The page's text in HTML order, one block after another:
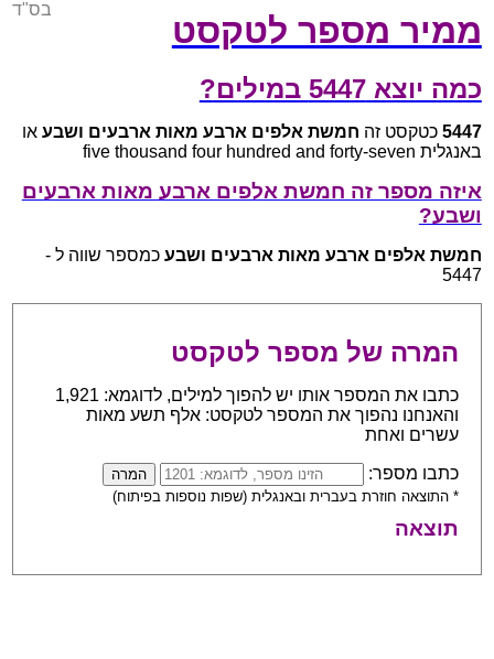
ממיר מספר לטקסט
בס"ד
כמה יוצא 5447 במילים?
5447 כטקסט זה חמשת אלפים ארבע מאות ארבעים ושבע או
באנגלית five thousand four hundred and forty-seven
איזה מספר זה חמשת אלפים ארבע מאות ארבעים
ושבע?
חמשת אלפים ארבע מאות ארבעים ושבע כמספר שווה ל -
5447
המרה של מספר לטקסט
כתבו את המספר אותו יש להפוך למילים, לדוגמא: 1,921
והאנחנו נהפוך את המספר לטקסט: אלף תשע מאות
עשרים ואחת
כתבו מספר:
* התוצאה חוזרת בעברית ובאנגלית (שפות נוספות בפיתוח)
תוצאה